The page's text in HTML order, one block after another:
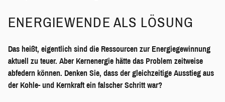
ENERGIEWENDE ALS LÖSUNG
Das heißt, eigentlich sind die Ressourcen zur Energiegewinnung
aktuell zu teuer. Aber Kernenergie hätte das Problem zeitweise
abfedern können. Denken Sie, dass der gleichzeitige Ausstieg aus
der Kohle- und Kernkraft ein falscher Schritt war?